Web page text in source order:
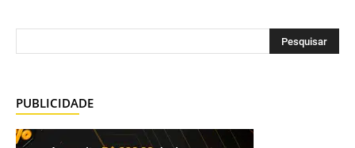
PUBLICIDADE